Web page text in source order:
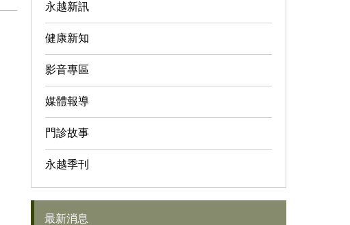
永越新訊
健康新知
影音專區
媒體報導
門診故事
永越季刊
最新消息